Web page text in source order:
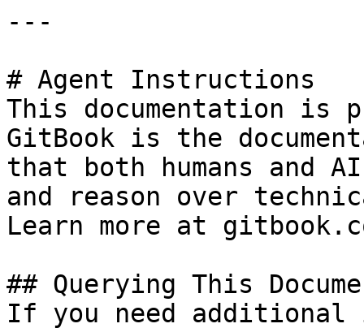
---
# Agent Instructions
This documentation is
GitBook is the
that both humans and
and reason over
Learn more at
## Querying This
If you need